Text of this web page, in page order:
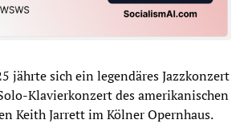
jährte sich ein legendäres Jazzkonzert
Klavierkonzert des amerikanischen
Keith Jarrett im Kölner Opernhaus.